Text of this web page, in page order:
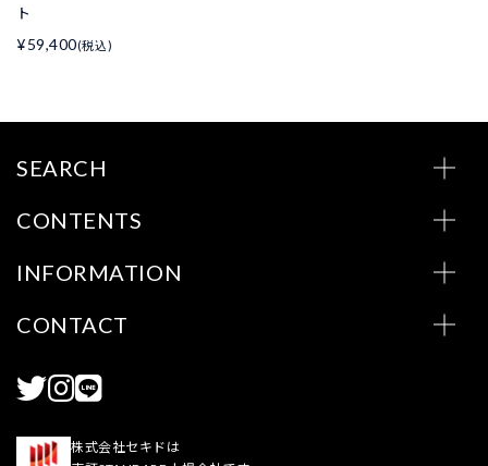
ト
¥59,400(税込)
SEARCH
CONTENTS
INFORMATION
CONTACT
株式会社セキドは